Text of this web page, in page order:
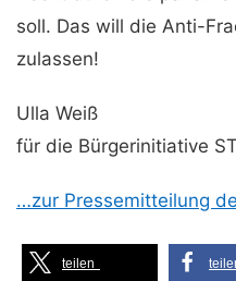
soll. Das will die Anti-
zulassen!
Ulla Weiß
für die Bürgerinitiative
…zur Pressemitteilung
teilen